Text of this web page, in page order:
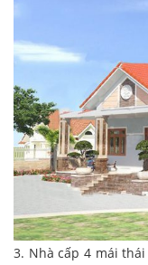
3. Nhà cấp 4 mái